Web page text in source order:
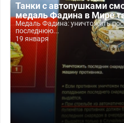
Танки с автопушками
медаль Фадина в Мире
Медаль Фадина: уничтожить
последнюю...
19 января